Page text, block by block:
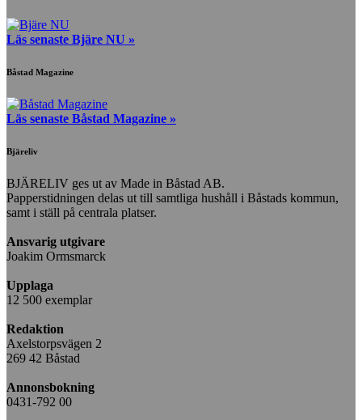
Läs senaste Bjäre NU »
Båstad Magazine
Läs senaste Båstad Magazine »
Bjäreliv
BJÄRELIV ges ut av Made in Båstad AB.
Papperstidningen delas ut till samtliga hushåll i Båstads kommun,
samt i ställ på centrala platser.
Ansvarig utgivare
Joakim Ormsmarck
Upplaga
12 500 exemplar
Redaktion
Axelstorpsvägen 2
269 42 Båstad
Annonsbokning
0431-792 00